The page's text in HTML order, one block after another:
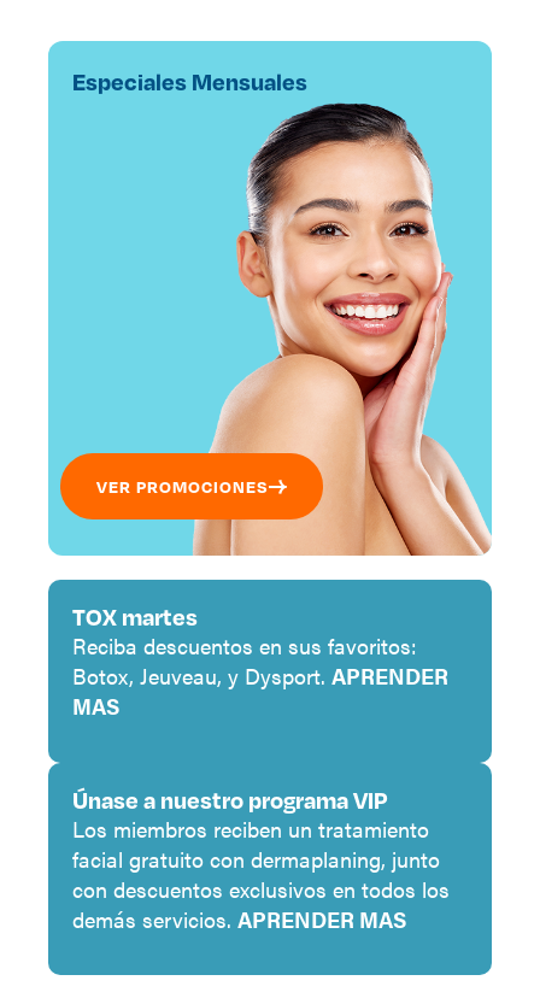
Especiales Mensuales
VER PROMOCIONES
TOX martes
Reciba descuentos en sus favoritos:
Botox, Jeuveau, y Dysport. APRENDER
MAS
Únase a nuestro programa VIP
Los miembros reciben un tratamiento
facial gratuito con dermaplaning, junto
con descuentos exclusivos en todos los
demás servicios. APRENDER MAS